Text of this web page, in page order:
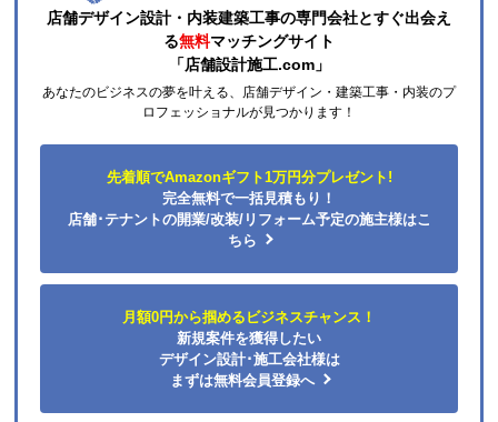
2026年7月17日 23:29
欲しい商品をスムーズに注文できましたか？
ショップからの連絡や対応は適切でしたか？
商品の梱包は必要十分なものでしたか？
またこのショップを利用したいですか？
【注文商品】食器洗い機(食洗機) 【注文時
期】2026年05月頃（モバイルから）
店舗デザイン設計・内装建築工事の専門会社とすぐ出会え
る無料マッチングサイト
「店舗設計施工.com」
あなたのビジネスの夢を叶える、店舗デザイン・建築工事・内装のプ
ロフェッショナルが見つかります！
先着順でAmazonギフト1万円分プレゼント!
完全無料で一括見積もり！
店舗･テナントの開業/改装/リフォーム予定の施主様はこ
ちら
月額0円から掴めるビジネスチャンス！
新規案件を獲得したい
デザイン設計･施工会社様は
まずは無料会員登録へ